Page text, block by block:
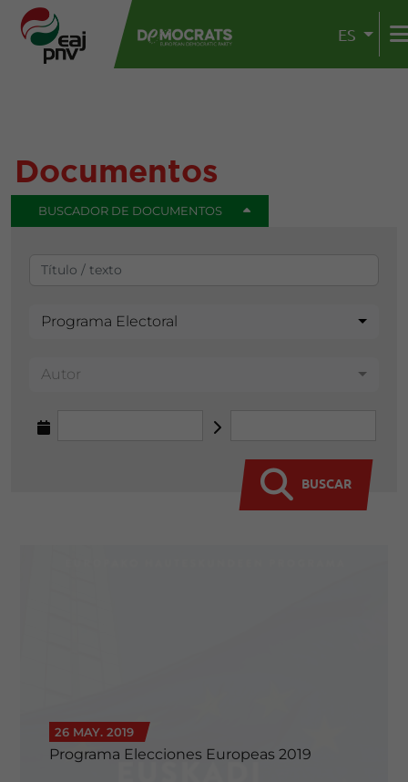
ES
Documentos
BUSCADOR DE DOCUMENTOS
Programa Electoral
Autor
BUSCAR
26 MAY. 2019
Programa Elecciones Europeas 2019